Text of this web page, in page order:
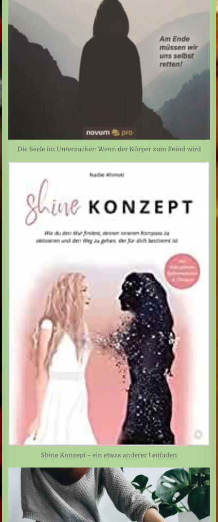
Die Seele im Unterzucker: Wenn der Körper zum Feind wird
Shine Konzept – ein etwas anderer Leitfaden